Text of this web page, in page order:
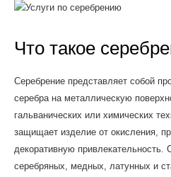
Что такое
Серебрение представляет собой
серебра на металлическую
гальванических или химических
защищает изделие от окисления,
декоративную привлекательность.
серебряных, медных, латунных и